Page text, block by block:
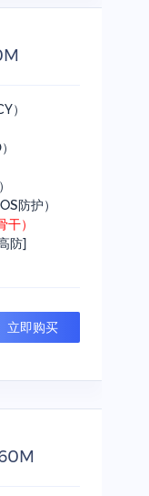
）
防护）
）
防]
立即购买